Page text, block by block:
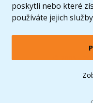
poskytli nebo které
používáte jejich
© 2005 -
LEGO, logo LEGO a minifigurka